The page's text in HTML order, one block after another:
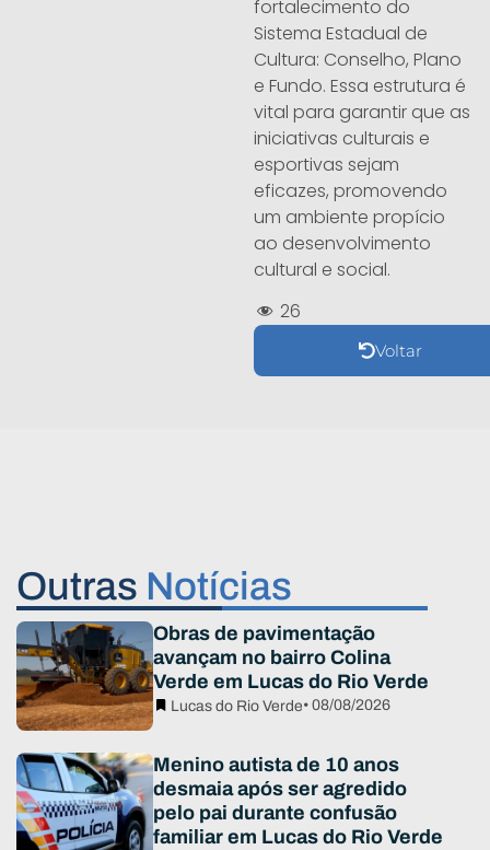
fortalecimento do
Sistema Estadual de
Cultura: Conselho, Plano
e Fundo. Essa estrutura é
vital para garantir que as
iniciativas culturais e
esportivas sejam
eficazes, promovendo
um ambiente propício
ao desenvolvimento
cultural e social.
26
Voltar
Outras Notícias
Obras de pavimentação
avançam no bairro Colina
Verde em Lucas do Rio Verde
Lucas do Rio Verde• 08/08/2026
Menino autista de 10 anos
desmaia após ser agredido
pelo pai durante confusão
familiar em Lucas do Rio Verde